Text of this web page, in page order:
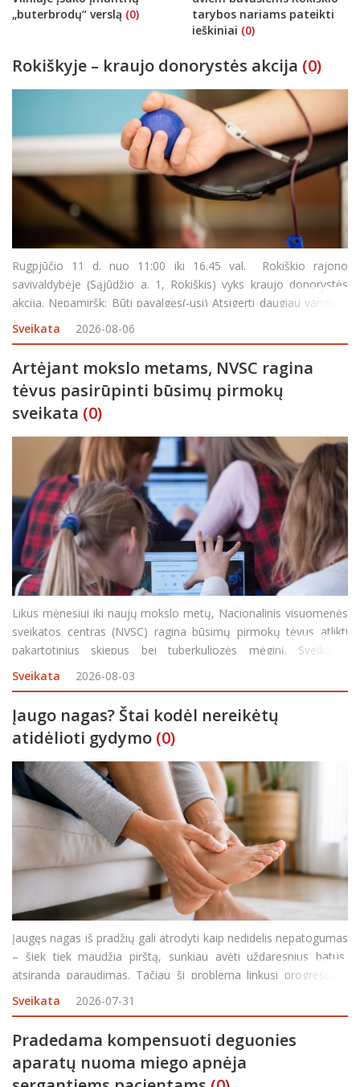
„buterbrodų“ verslą (0)
tarybos nariams pateikti
ieškiniai (0)
Rokiškyje – kraujo donorystės akcija (0)
Rugpjūčio 11 d. nuo 11:00 iki 16.45 val. Rokiškio rajono
savivaldybėje (Sąjūdžio a. 1, Rokiškis) vyks kraujo donorystės
akcija. Nepamiršk: Būti pavalgęs(-usi) Atsigerti daugiau vandens
Turėti asmens dokumentą Pietų pertrauka – 13:45–14
Sveikata 2026-08-06
Artėjant mokslo metams, NVSC ragina
tėvus pasirūpinti būsimų pirmokų
sveikata (0)
Likus mėnesiui iki naujų mokslo metų, Nacionalinis visuomenės
sveikatos centras (NVSC) ragina būsimų pirmokų tėvus atlikti
pakartotinius skiepus bei tuberkuliozės mėginį. Sveikatos
specialistai teigia, kad skiepai padeda apsaugoti vaikus nuo
pavojingų infekcinių ligų, kurių sukėlėjai uždarose patal
Sveikata 2026-08-03
Įaugo nagas? Štai kodėl nereikėtų
atidėlioti gydymo (0)
Įaugęs nagas iš pradžių gali atrodyti kaip nedidelis nepatogumas
– šiek tiek maudžia pirštą, sunkiau avėti uždaresnius batus,
atsiranda paraudimas. Tačiau ši problema linkusi progresuoti,
ypač jei nagas ir toliau spaudžia aplinkinius audinius. Negydomas
įaugęs nagas
Sveikata 2026-07-31
Pradedama kompensuoti deguonies
aparatų nuoma miego apnėja